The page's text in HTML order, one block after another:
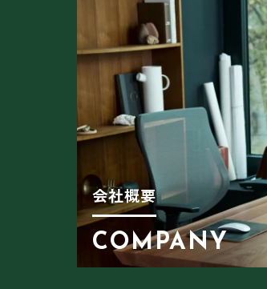
会社概要
COMPANY